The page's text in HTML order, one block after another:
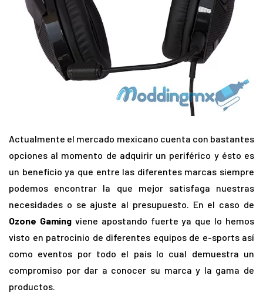
Actualmente el mercado mexicano cuenta con bastantes
opciones al momento de adquirir un periférico y ésto es
un beneficio ya que entre las diferentes marcas siempre
podemos encontrar la que mejor satisfaga nuestras
necesidades o se ajuste al presupuesto. En el caso de
Ozone Gamingviene apostando fuerte ya que lo hemos
visto en patrocinio de diferentes equipos de e-sports así
como eventos por todo el país lo cual demuestra un
compromiso por dar a conocer su marca y la gama de
productos.